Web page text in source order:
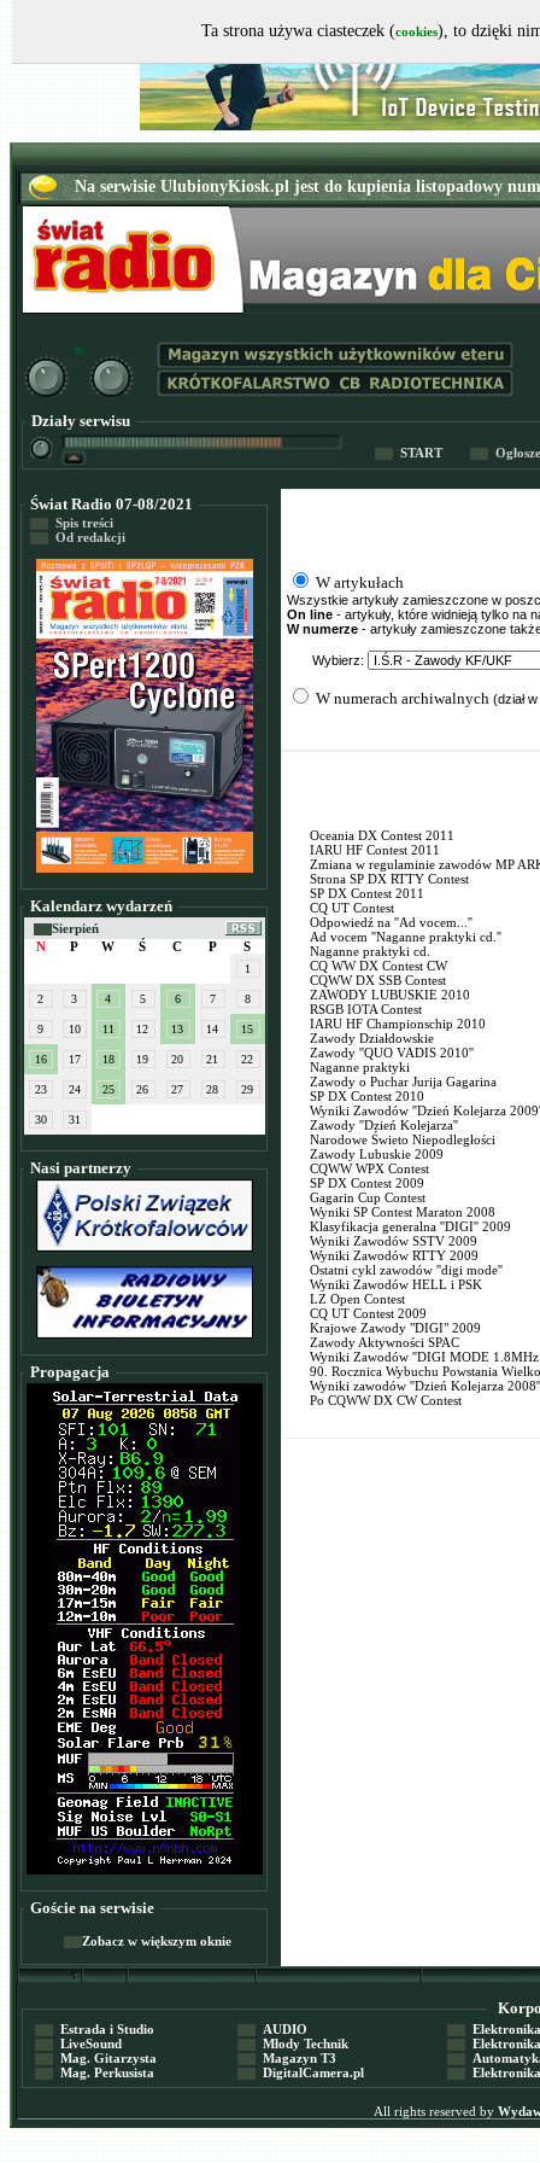
Działy serwisu
START
Świat Radio 07-08/2021
Spis treści
Od redakcji
Kalendarz wydarzeń
Sierpień
N
P W Ś C P S
1
2 3 4 5 6 7 8
9 10 11 12 13 14 15
16 17 18 19 20 21 22
23 24 25 26 27 28 29
30 31
Nasi partnerzy
Propagacja
Goście na serwisie
Zobacz w większym oknie
W artykułach
Wszystkie artykuły zamieszczone w
On line - artykuły, które widnieją tylko na
W numerze - artykuły zamieszczone
Wybierz:
W numerach archiwalnych (dział
Oceania DX Contest 2011
IARU HF Contest 2011
Zmiana w regulaminie zawodów MP
Strona SP DX RTTY Contest
SP DX Contest 2011
CQ UT Contest
Odpowiedź na ''Ad vocem...''
Ad vocem ''Naganne praktyki cd.''
Naganne praktyki cd.
CQ WW DX Contest CW
CQWW DX SSB Contest
ZAWODY LUBUSKIE 2010
RSGB IOTA Contest
IARU HF Championschip 2010
Zawody Działdowskie
Zawody ''QUO VADIS 2010''
Naganne praktyki
Zawody o Puchar Jurija Gagarina
SP DX Contest 2010
Wyniki Zawodów ''Dzień Kolejarza
Zawody ''Dzień Kolejarza''
Narodowe Świeto Niepodległości
Zawody Lubuskie 2009
CQWW WPX Contest
SP DX Contest 2009
Gagarin Cup Contest
Wyniki SP Contest Maraton 2008
Klasyfikacja generalna ''DIGI'' 2009
Wyniki Zawodów SSTV 2009
Wyniki Zawodów RTTY 2009
Ostatni cykl zawodów ''digi mode''
Wyniki Zawodów HELL i PSK
LZ Open Contest
CQ UT Contest 2009
Krajowe Zawody "DIGI" 2009
Zawody Aktywności SPAC
Wyniki Zawodów ''DIGI MODE
90. Rocznica Wybuchu Powstania
Wyniki zawodów ''Dzień Kolejarza 2008''
Po CQWW DX CW Contest
Estrada i Studio
LiveSound
Mag. Gitarzysta
Mag. Perkusista
AUDIO
Młody Technik
Magazyn T3
DigitalCamera.pl
Elektronika
Elektronika
Automatyka
Elektronika
All rights reserved by
Ta strona używa ciasteczek (cookies), to dzięki